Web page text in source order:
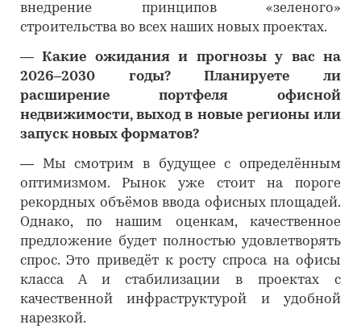
внедрение принципов «зеленого»
строительства во всех наших новых проектах.
―Какие ожидания и прогнозы у вас на
2026–2030 годы? Планируете ли
расширение портфеля офисной
недвижимости, выход в новые регионы или
запуск новых форматов?
― Мы смотрим в будущее с определённым
оптимизмом. Рынок уже стоит на пороге
рекордных объёмов ввода офисных площадей.
Однако, по нашим оценкам, качественное
предложение будет полностью удовлетворять
спрос. Это приведёт к росту спроса на офисы
класса А и стабилизации в проектах с
качественной инфраструктурой и удобной
нарезкой.